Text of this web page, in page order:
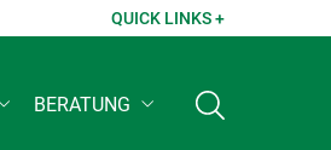
QUICK LINKS +
BERATUNG